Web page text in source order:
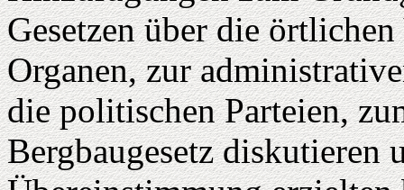
Gesetzen über die
Organen, zur
die politischen Parteien,
Bergbaugesetz diskutieren